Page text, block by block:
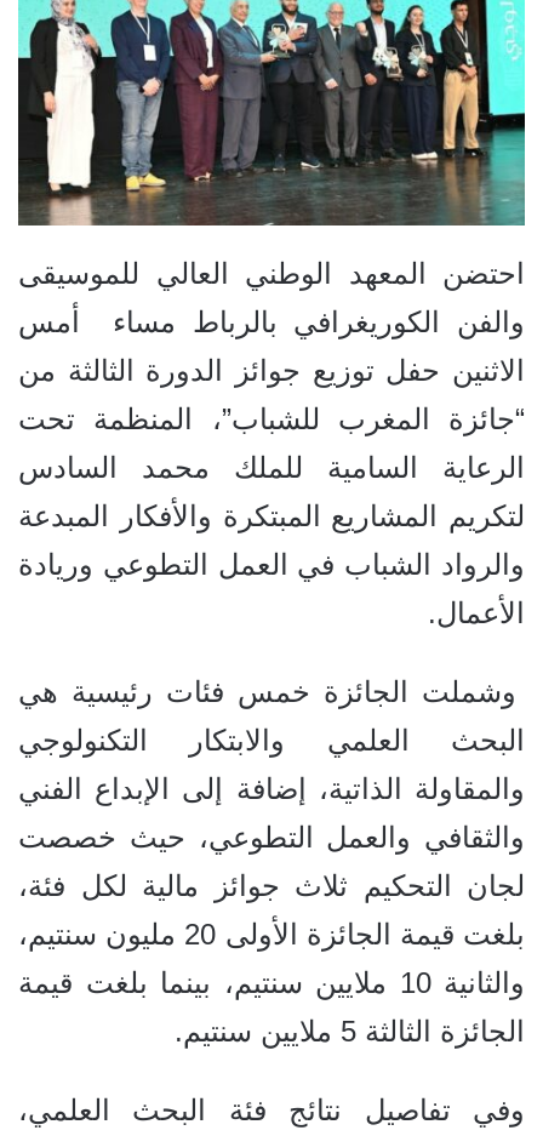
احتضن المعهد الوطني العالي للموسيقى
والفن الكوريغرافي بالرباط مساء أمس
الاثنين حفل توزيع جوائز الدورة الثالثة من
“جائزة المغرب للشباب”، المنظمة تحت
الرعاية السامية للملك محمد السادس
لتكريم المشاريع المبتكرة والأفكار المبدعة
والرواد الشباب في العمل التطوعي وريادة
الأعمال.
وشملت الجائزة خمس فئات رئيسية هي
البحث العلمي والابتكار التكنولوجي
والمقاولة الذاتية، إضافة إلى الإبداع الفني
والثقافي والعمل التطوعي، حيث خصصت
لجان التحكيم ثلاث جوائز مالية لكل فئة،
بلغت قيمة الجائزة الأولى 20 مليون سنتيم،
والثانية 10 ملايين سنتيم، بينما بلغت قيمة
الجائزة الثالثة 5 ملايين سنتيم.
وفي تفاصيل نتائج فئة البحث العلمي،